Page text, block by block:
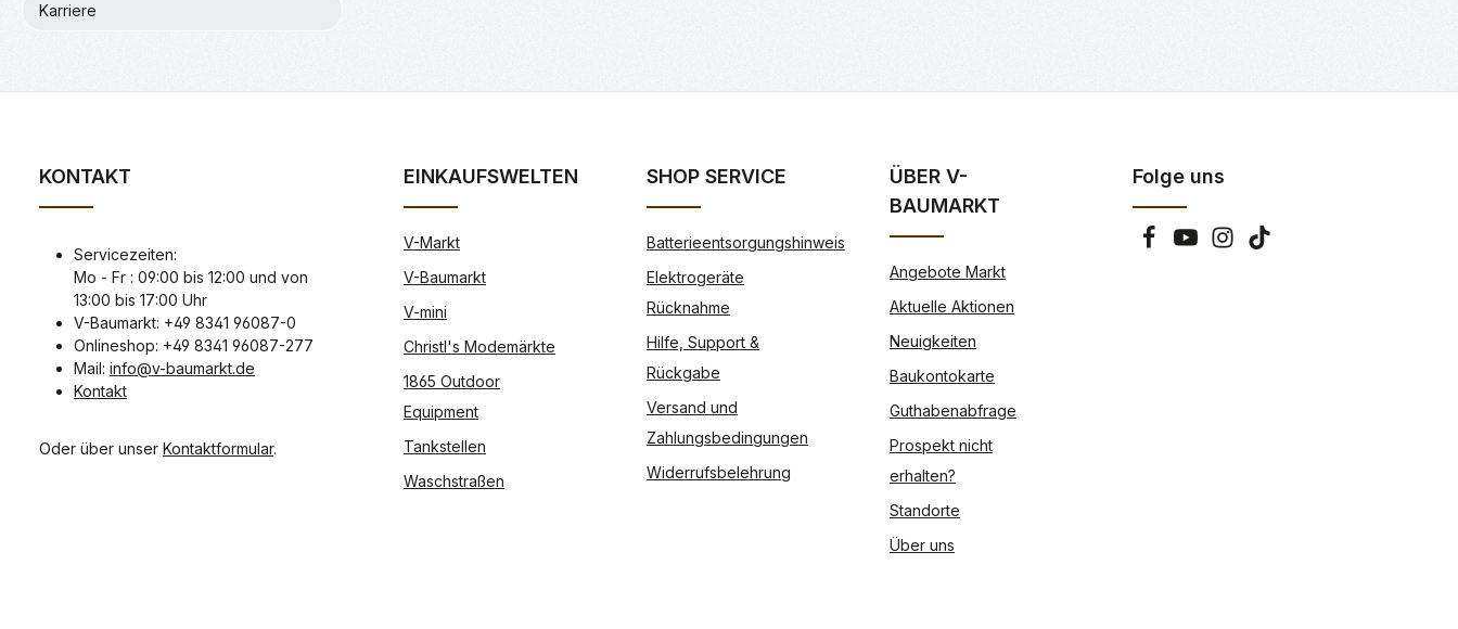
Karriere
KONTAKT
Servicezeiten:
Mo - Fr : 09:00 bis 12:00 und von
13:00 bis 17:00 Uhr
V-Baumarkt: +49 8341 96087-0
Onlineshop: +49 8341 96087-277
Mail: info@v-baumarkt.de
Kontakt
Oder über unser Kontaktformular.
EINKAUFSWELTEN
V-Markt
V-Baumarkt
V-mini
Christl's Modemärkte
1865 Outdoor
Equipment
Tankstellen
Waschstraßen
SHOP SERVICE
Batterieentsorgungshinweis
Elektrogeräte
Rücknahme
Hilfe, Support &
Rückgabe
Versand und
Zahlungsbedingungen
Widerrufsbelehrung
ÜBER V-
BAUMARKT
Angebote Markt
Aktuelle Aktionen
Neuigkeiten
Baukontokarte
Guthabenabfrage
Prospekt nicht
erhalten?
Standorte
Über uns
Folge uns